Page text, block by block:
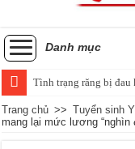
Danh mục
Tình trạng răng bị
Trang chủ >> Tuyển sinh
mang lại mức lương “nghìn